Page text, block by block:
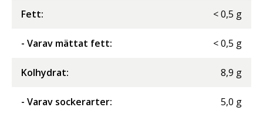
Fett: <0,5 g
- Varav mättat fett: <0,5 g
Kolhydrat: 8,9 g
- Varav sockerarter: 5,0 g